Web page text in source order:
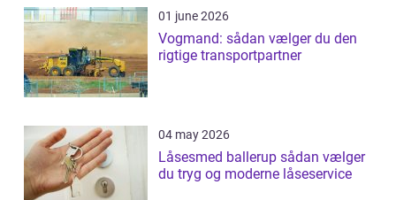
01 june 2026
Vogmand: sådan vælger du den
rigtige transportpartner
04 may 2026
Låsesmed ballerup sådan vælger
du tryg og moderne låseservice